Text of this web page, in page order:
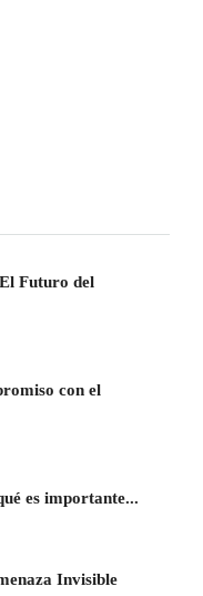
Futuro del
con el
es importante...
Invisible